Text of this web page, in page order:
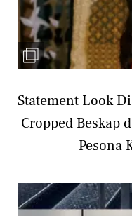
Statement Look
Cropped Beskap
Pesona